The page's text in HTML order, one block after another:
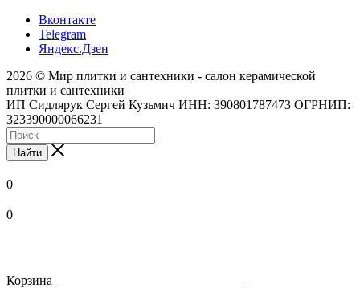
Вконтакте
Telegram
Яндекс.Дзен
2026 © Мир плитки и сантехники - салон керамической
плитки и сантехники
ИП Сидлярук Сергей Кузьмич ИНН: 390801787473 ОГРНИП:
323390000066231
Найти
0
0
Корзина